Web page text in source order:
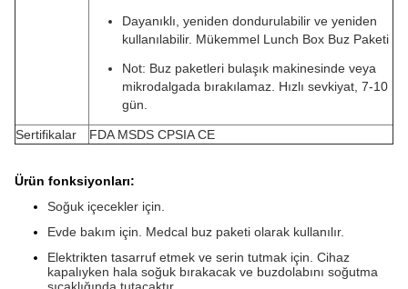
Dayanıklı, yeniden dondurulabilir ve yeniden
kullanılabilir. Mükemmel Lunch Box Buz Paketi
Not: Buz paketleri bulaşık makinesinde veya
mikrodalgada bırakılamaz. Hızlı sevkiyat, 7-10
gün.
Sertifikalar FDA MSDS CPSIA CE
Ürün fonksiyonları:
Soğuk içecekler için.
Evde bakım için. Medcal buz paketi olarak kullanılır.
Elektrikten tasarruf etmek ve serin tutmak için. Cihaz
kapalıyken hala soğuk bırakacak ve buzdolabını soğutma